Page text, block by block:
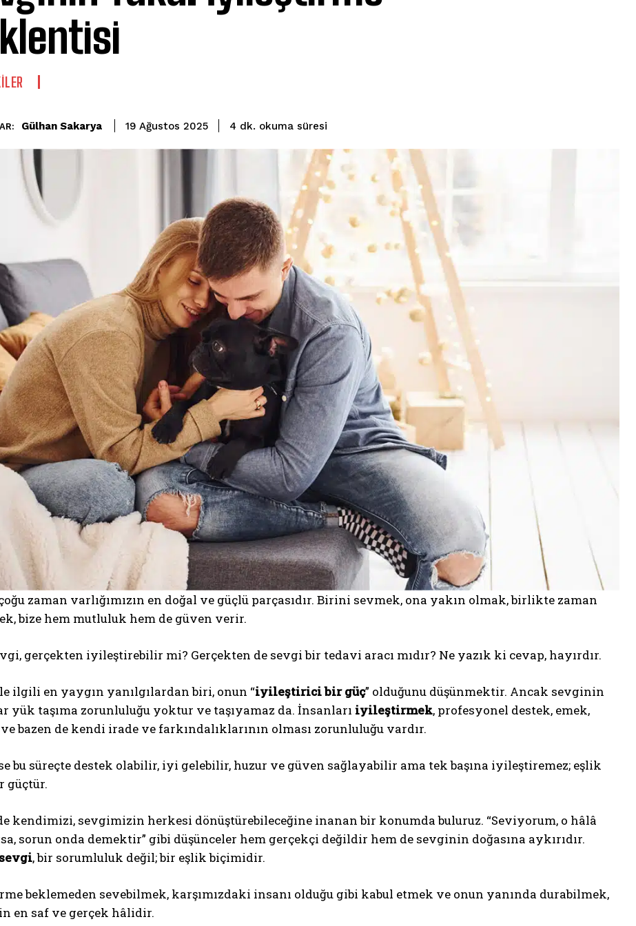
Gülhan Sakarya 19 Ağustos 2025 4 dk. okuma süresi
zaman varlığımızın en doğal ve güçlü parçasıdır. Birini sevmek, ona yakın olmak, birlikte zaman
bize hem mutluluk hem de güven verir.
gerçekten iyileştirebilir mi? Gerçekten de sevgi bir tedavi aracı mıdır? Ne yazık ki cevap, hayırdır.
ilgili en yaygın yanılgılardan biri, onun “iyileştirici bir güç” olduğunu düşünmektir. Ancak sevginin
yük taşıma zorunluluğu yoktur ve taşıyamaz da. İnsanları iyileştirmek, profesyonel destek, emek,
bazen de kendi irade ve farkındalıklarının olması zorunluluğu vardır.
bu süreçte destek olabilir, iyi gelebilir, huzur ve güven sağlayabilir ama tek başına iyileştiremez; eşlik
güçtür.
kendimizi, sevgimizin herkesi dönüştürebileceğine inanan bir konumda buluruz. “Seviyorum, o hâlâ
sorun onda demektir” gibi düşünceler hem gerçekçi değildir hem de sevginin doğasına aykırıdır.
sevgi, bir sorumluluk değil; bir eşlik biçimidir.
beklemeden sevebilmek, karşımızdaki insanı olduğu gibi kabul etmek ve onun yanında durabilmek,
en saf ve gerçek hâlidir.